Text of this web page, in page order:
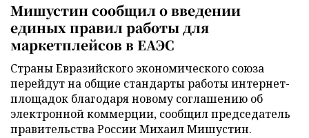
Мишустин сообщил о введении
единых правил работы для
маркетплейсов в ЕАЭС
Страны Евразийского экономического союза
перейдут на общие стандарты работы интернет-
площадок благодаря новому соглашению об
электронной коммерции, сообщил председатель
правительства России Михаил Мишустин.